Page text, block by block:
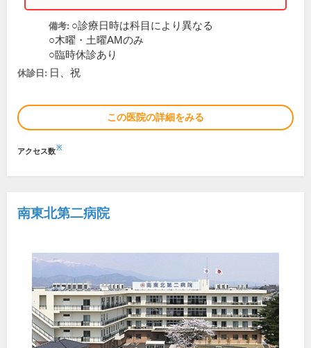
備考: ○診療日時は科目により異なる
○木曜・土曜AMのみ
○臨時休診あり
休診日: 日、祝
この医院の詳細をみる
アクセス数※
南東北第二病院